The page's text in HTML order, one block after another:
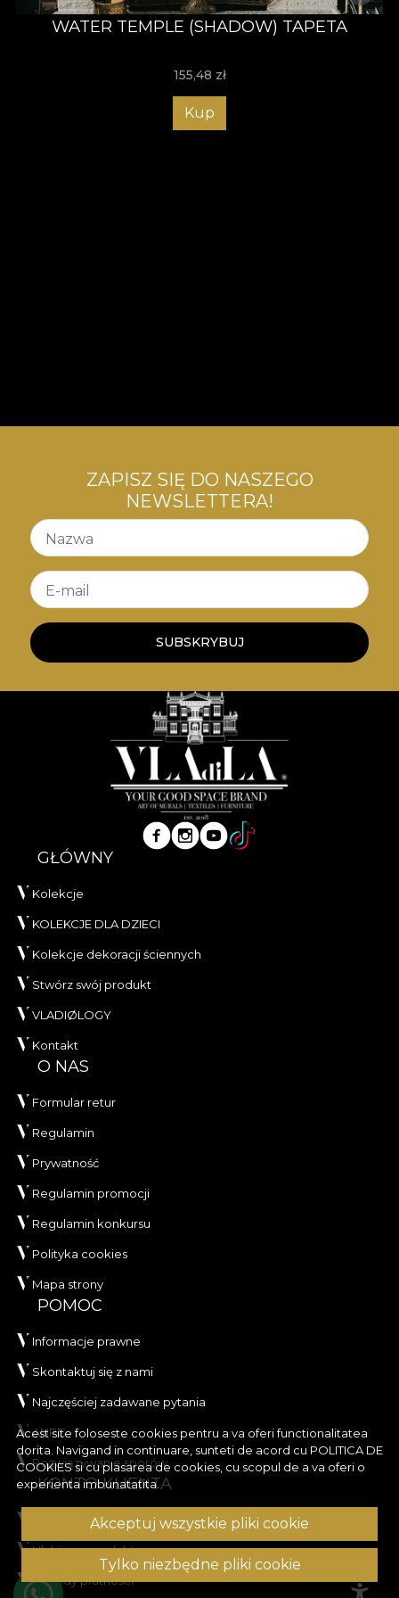
WATER TEMPLE (SHADOW) TAPETA
155,48 zł
Kup
Acest site foloseste cookies pentru a va oferi functionalitatea
dorita. Navigand in continuare, sunteti de acord cu POLITICA DE
COOKIESsi cu plasarea de cookies, cu scopul de a va oferi o
experienta imbunatatita.
Akceptuj wszystkie pliki cookie
Tylko niezbędne pliki cookie
ZAPISZ SIĘ DO NASZEGO
NEWSLETTERA!
Nazwa
E-mail
SUBSKRYBUJ
GŁÓWNY
Kolekcje
KOLEKCJE DLA DZIECI
Kolekcje dekoracji ściennych
Stwórz swój produkt
VLADIØLOGY
Kontakt
O NAS
Formular retur
Regulamin
Prywatność
Regulamin promocji
Regulamin konkursu
Polityka cookies
Mapa strony
POMOC
Informacje prawne
Skontaktuj się z nami
Najczęściej zadawane pytania
ANPC
Rozwiązywanie sporów
KONTO KLIENTA
Historia zamówień
Ulubione produkty
Metody płatności